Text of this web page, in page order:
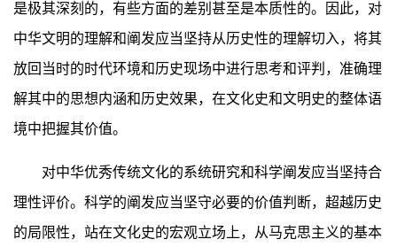
是极其深刻的，有些方面的差别甚至是本质性的。因此，对
中华文明的理解和阐发应当坚持从历史性的理解切入，将其
放回当时的时代环境和历史现场中进行思考和评判，准确理
解其中的思想内涵和历史效果，在文化史和文明史的整体语
境中把握其价值。
对中华优秀传统文化的系统研究和科学阐发应当坚持合
理性评价。科学的阐发应当坚守必要的价值判断，超越历史
的局限性，站在文化史的宏观立场上，从马克思主义的基本